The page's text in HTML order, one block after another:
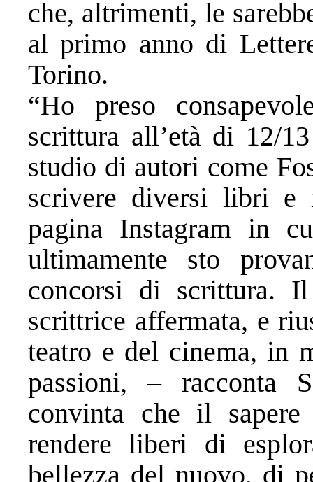
che, altrimenti, le
al primo anno di
Torino.
“Ho preso
scrittura all’età di 12/
studio di autori come
scrivere diversi libri e
pagina Instagram in
ultimamente sto
concorsi di scrittura.
scrittrice affermata, e
teatro e del cinema, in
passioni, – racconta
convinta che il
rendere liberi di
bellezza del nuovo, di